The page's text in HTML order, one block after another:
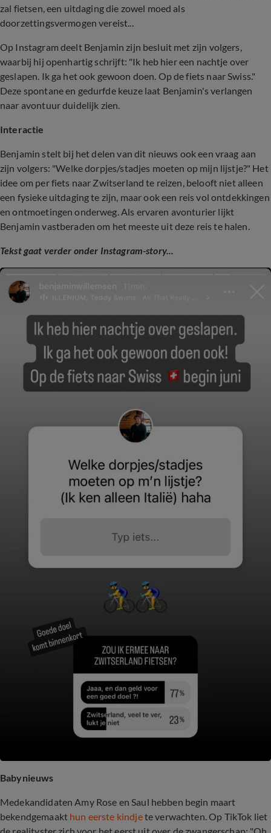
zal fietsen, een uitdaging die zowel moed als
doorzettingsvermogen vereist...
Op Instagram deelt Benjamin zijn besluit met zijn volgers,
waarbij hij openhartig schrijft: "Ik heb hier een nachtje over
geslapen. Ik ga het ook gewoon doen. Op de fiets naar Swiss."
Deze spontane en gedurfde keuze laat Benjamin's verlangen
naar avontuur duidelijk zien.
Interactie
Benjamin stelt bij het delen van dit nieuws ook een vraag aan
zijn volgers: "Welke dorpjes/stadjes moeten op mijn lijstje?" Het
idee om per fiets naar Zwitserland te reizen, belooft niet alleen
een fysieke uitdaging te zijn, maar ook een reis vol ontdekkingen
en ontmoetingen onderweg. Als ervaren avonturier lijkt
Benjamin vastberaden om het meeste uit deze reis te halen.
Tekst gaat verder onder Instagram-story...
Babynieuws
Medekandidaten Amy Rose en Saul hebben begin maart
bekendgemaakt hun eerste kindjete verwachten. Op TikTok liet